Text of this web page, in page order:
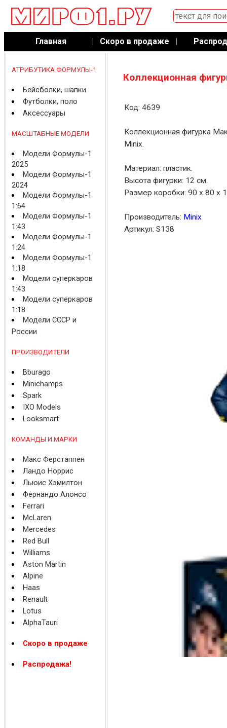
Главная | Скоро в продаже |
АТРИБУТИКА ФОРМУЛЫ-1
Бейсболки, шапки
Футболки, поло
Аксессуары
МАСШТАБНЫЕ МОДЕЛИ
Модели Формулы-1
2025
Модели Формулы-1
2024
Модели Формулы-1
1:64
Модели Формулы-1
1:43
Модели Формулы-1
1:24
Модели Формулы-1
1:18
Модели суперкаров
1:43
Модели суперкаров
1:18
Модели СССР и
России
ПРОИЗВОДИТЕЛИ
Bburago
Minichamps
Spark
IXO Models
Looksmart
КОМАНДЫ И МАРКИ
Макс Ферстаппен
Ландо Норрис
Льюис Хэмилтон
Фернандо Алонсо
Ferrari
McLaren
Mercedes
Red Bull
Williams
Aston Martin
Alpine
Haas
Renault
Lotus
AlphaTauri
Скоро в продаже
Распродажа!
Коллекционная
Код: 4639
Коллекционная фигурка
Minix.
Материал: пластик.
Высота фигурки: 12 см.
Размер коробки: 90 x 80 x
Производитель: Minix
Артикул: S138